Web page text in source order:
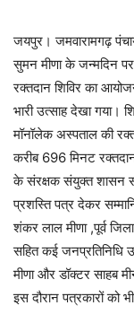
जयपुर। जमवारामगढ़
सुमन मीणा के जन्मदिन पर
रक्तदान शिविर का
भारी उत्साह देखा गया।
मॉनॉलेक अस्पताल की
करीब 696 मिनट
के संरक्षक संयुक्त शासन
प्रशस्ति पत्र देकर
शंकर लाल मीणा ,पूर्व
सहित कई जनप्रतिनिधि
मीणा और डॉक्टर साहब
इस दौरान पत्रकारों को